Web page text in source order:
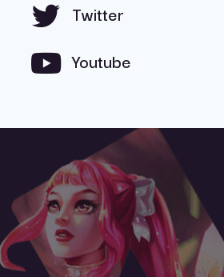
Twitter
Youtube